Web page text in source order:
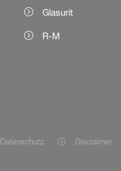
Glasurit
R-M
Datenschutz Disclaimer